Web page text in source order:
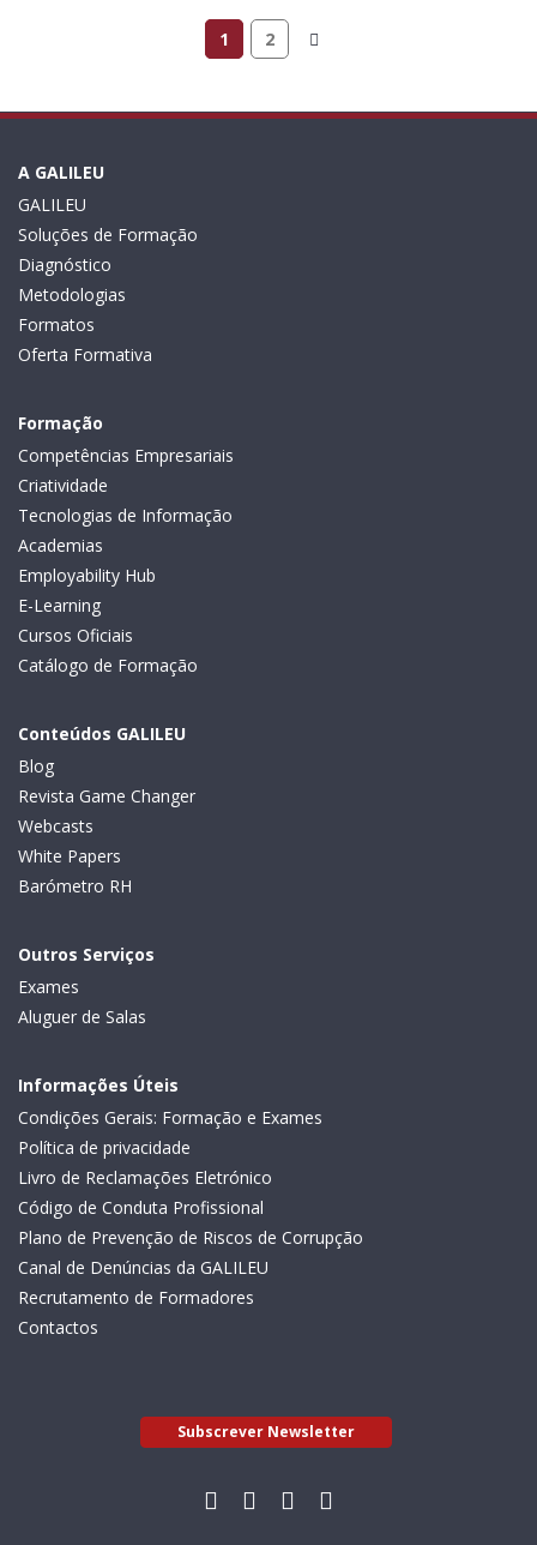
1 2
A GALILEU
GALILEU
Soluções de Formação
Diagnóstico
Metodologias
Formatos
Oferta Formativa
Formação
Competências Empresariais
Criatividade
Tecnologias de Informação
Academias
Employability Hub
E-Learning
Cursos Oficiais
Catálogo de Formação
Conteúdos GALILEU
Blog
Revista Game Changer
Webcasts
White Papers
Barómetro RH
Outros Serviços
Exames
Aluguer de Salas
Informações Úteis
Condições Gerais: Formação e Exames
Política de privacidade
Livro de Reclamações Eletrónico
Código de Conduta Profissional
Plano de Prevenção de Riscos de Corrupção
Canal de Denúncias da GALILEU
Recrutamento de Formadores
Contactos
Subscrever Newsletter